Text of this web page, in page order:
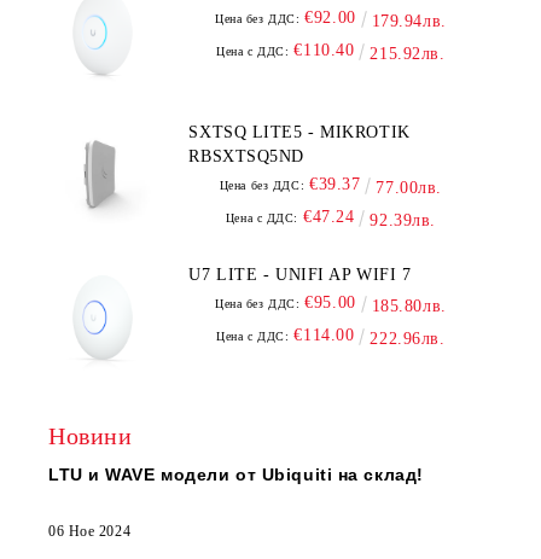
Цена без ДДС: €92.00 179.94лв.
Цена с ДДС: €110.40 215.92лв.
SXTSQ LITE5 - MIKROTIK
RBSXTSQ5ND
Цена без ДДС: €39.37 77.00лв.
Цена с ДДС: €47.24 92.39лв.
U7 LITE - UNIFI AP WIFI 7
Цена без ДДС: €95.00 185.80лв.
Цена с ДДС: €114.00 222.96лв.
Новини
LTU и WAVE модели от Ubiquiti на склад!
06 Ное 2024